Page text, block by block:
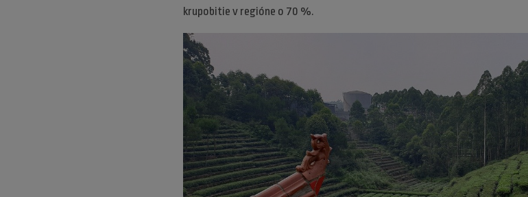
krupobitie v regióne o 70 %.